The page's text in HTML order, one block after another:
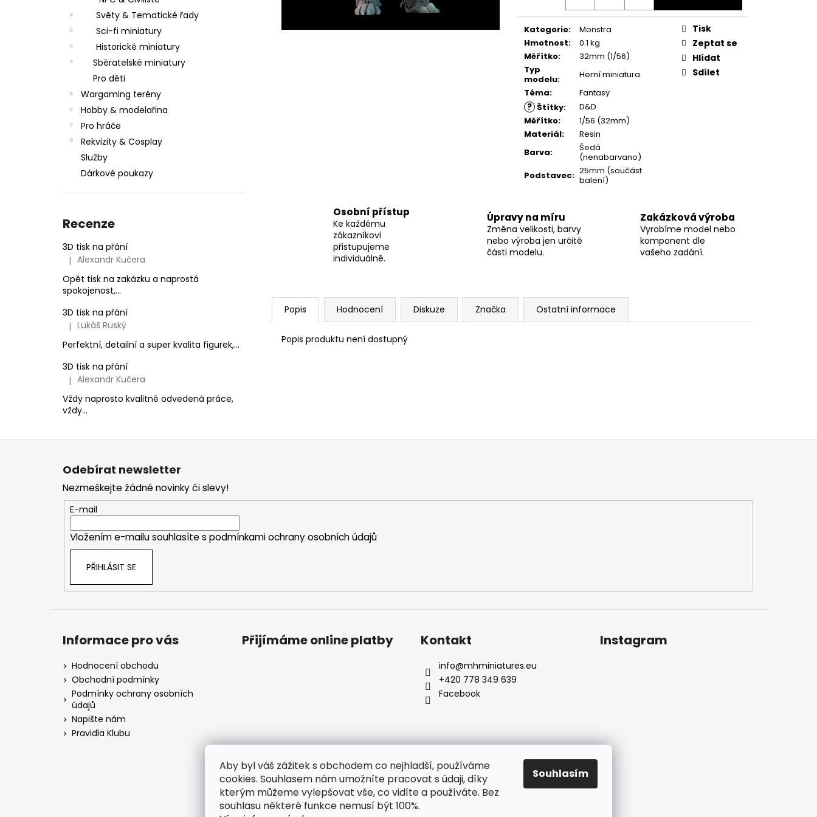
Aby byl váš zážitek s obchodem co nejhladší, používáme
cookies. Souhlasem nám umožníte pracovat s údaji, díky
kterým můžeme vylepšovat vše, co vidíte a používáte. Bez
souhlasu některé funkce nemusí být 100%.
Souhlasím
Světy & Tematické řady
Sci-fi miniatury
Historické miniatury
Sběratelské miniatury
Pro děti
Wargaming terény
Hobby & modelařina
Pro hráče
Rekvizity & Cosplay
Služby
Dárkové poukazy
Recenze
3D tisk na přání
Hodnocení produktu je 5 z 5 hvězdiček.
| Alexandr Kučera
Opět tisk na zakázku a naprostá
spokojenost,...
3D tisk na přání
Hodnocení produktu je 5 z 5 hvězdiček.
| Lukáš Ruský
Perfektní, detailní a super kvalita figurek,...
3D tisk na přání
Hodnocení produktu je 5 z 5 hvězdiček.
| Alexandr Kučera
Vždy naprosto kvalitně odvedená práce,
vždy...
Kategorie:
Monstra
Hmotnost:
0.1 kg
Měřítko:
32mm (1/56)
Typ
modelu:
Herní miniatura
Téma: Fantasy
? Štítky:
D&D
Měřítko:
1/56 (32mm)
Materiál:
Resin
Barva:
Šedá
(nenabarvano)
Podstavec: 25mm (součást
balení)
Tisk
Zeptat se
Hlídat
Sdílet
Osobní přístup
Ke každému
zákazníkovi
přistupujeme
individuálně.
Úpravy na míru
Změna velikosti, barvy
nebo výroba jen určitě
části modelu.
Zakázková výroba
Vyrobíme model nebo
komponent dle
vašeho zadání.
Popis Hodnocení Diskuze Značka Ostatní informace
Popis produktu není dostupný
Z
Odebírat newsletter
Nezmeškejte žádné novinky či slevy!
E-mail
Vložením e-mailu souhlasíte s podmínkami ochrany osobních údajů
PŘIHLÁSIT SE
Informace pro vás
Hodnocení obchodu
Obchodní podmínky
Podmínky ochrany osobních
údajů
Napište nám
Pravidla Klubu
Přijímáme online platby Kontakt
info@mhminiatures.eu
+420 778 349 639
Facebook
Instagram
Komunita O Nás Klubovna Soutěže Hodnocení zákazníků